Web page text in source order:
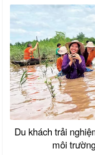
Du khách trải
môi